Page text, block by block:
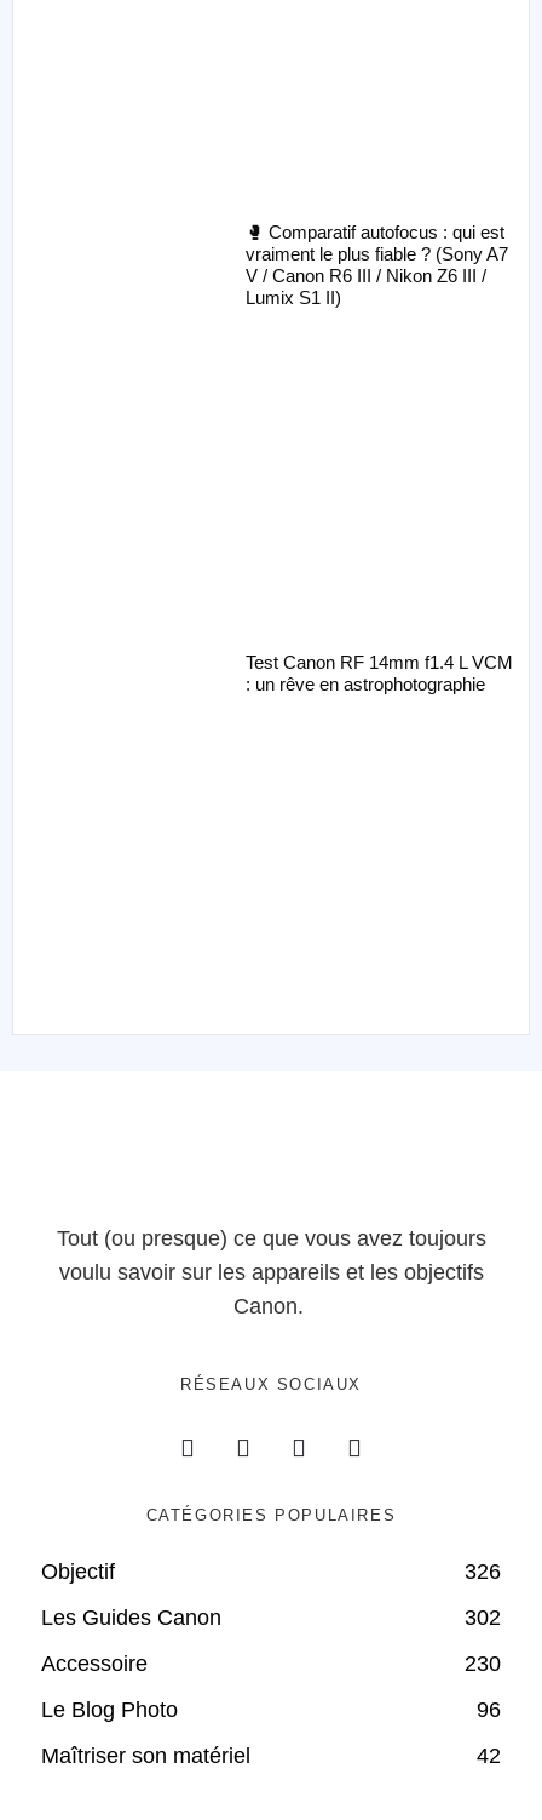
🥊 Comparatif autofocus : qui est
vraiment le plus fiable ? (Sony A7
V / Canon R6 III / Nikon Z6 III /
Lumix S1 II)
Test Canon RF 14mm f1.4 L VCM
: un rêve en astrophotographie
Tout (ou presque) ce que vous avez toujours
voulu savoir sur les appareils et les objectifs
Canon.
RÉSEAUX SOCIAUX
CATÉGORIES POPULAIRES
Objectif
326
Les Guides Canon
302
Accessoire
230
Le Blog Photo
96
Maîtriser son matériel
42